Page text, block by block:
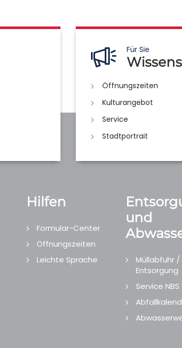
Für Sie
Öffnungszeiten
Kulturangebot
Service
Stadtportrait
Hilfen
Formular-Center
Öffnungszeiten
Leichte Sprache
und
Müllabfuhr /
Entsorgung
Service NBS